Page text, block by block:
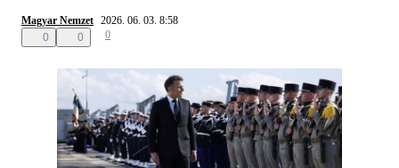
Magyar Nemzet 2026. 06. 03. 8:58
0
0 0